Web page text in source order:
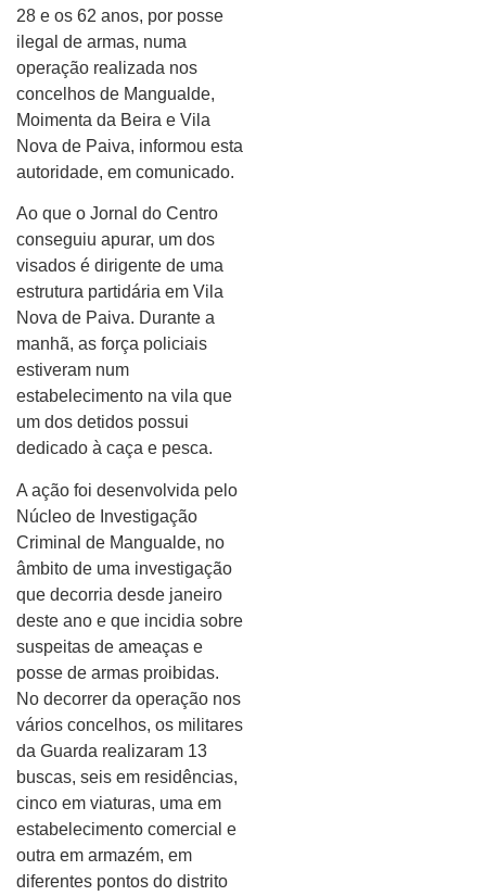
28 e os 62 anos, por posse
ilegal de armas, numa
operação realizada nos
concelhos de Mangualde,
Moimenta da Beira e Vila
Nova de Paiva, informou esta
autoridade, em comunicado.
Ao que o Jornal do Centro
conseguiu apurar, um dos
visados é dirigente de uma
estrutura partidária em Vila
Nova de Paiva. Durante a
manhã, as força policiais
estiveram num
estabelecimento na vila que
um dos detidos possui
dedicado à caça e pesca.
A ação foi desenvolvida pelo
Núcleo de Investigação
Criminal de Mangualde, no
âmbito de uma investigação
que decorria desde janeiro
deste ano e que incidia sobre
suspeitas de ameaças e
posse de armas proibidas.
No decorrer da operação nos
vários concelhos, os militares
da Guarda realizaram 13
buscas, seis em residências,
cinco em viaturas, uma em
estabelecimento comercial e
outra em armazém, em
diferentes pontos do distrito